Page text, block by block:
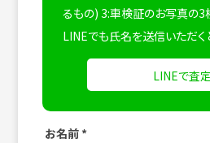
るもの) 3:車検証のお写真の3
LINEでも氏名を送信いただく
LINEで査定
お名前 *